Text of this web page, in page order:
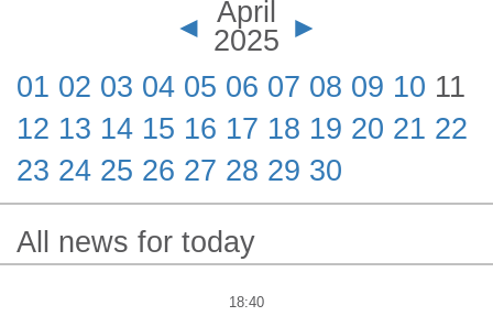
jueza.
◄ April
2025 ►
01 02 03 04 05 06 07 08 09 10 11
12 13 14 15 16 17 18 19 20 21 22
23 24 25 26 27 28 29 30
All news for today
18:40